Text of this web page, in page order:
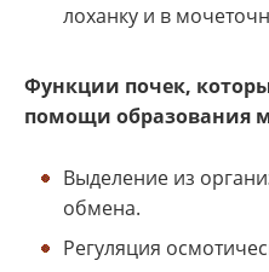
лоханку и в
Функции почек,
помощи образования
Выделение из
обмена.
Регуляция